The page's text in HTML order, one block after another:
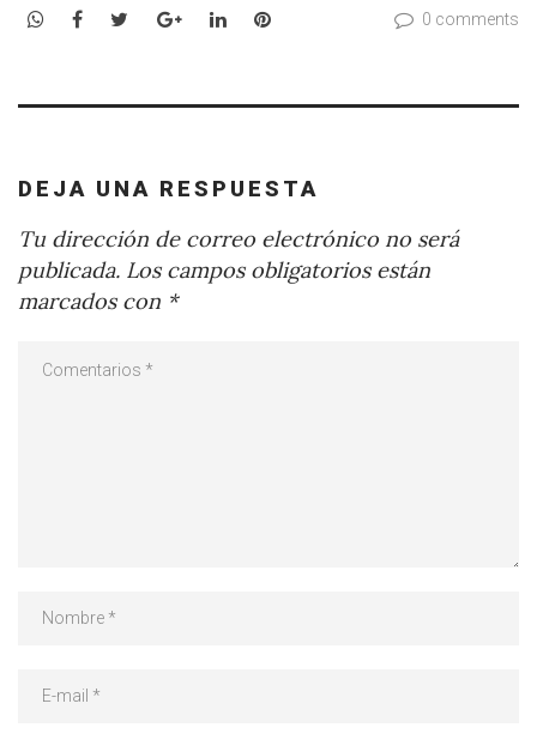
WhatsApp
Facebook
TwitterGoogle+LinkedInPinterest 0 comments
DEJA UNA RESPUESTA
Tu dirección de correo electrónico no será
publicada. Los campos obligatorios están
marcados con *